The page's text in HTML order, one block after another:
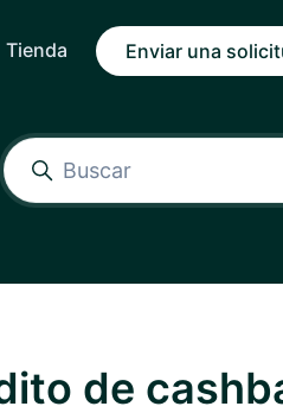
Tienda
Enviar una
de